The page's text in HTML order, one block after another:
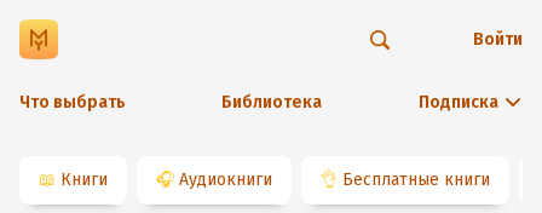
Что выбрать Библиотека Подписка
Войти
📖 Книги 🎧 Аудиокниги 👌 Бесплатные книги